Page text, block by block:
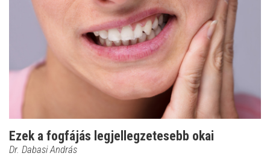
Ezek a fogfájás legjellegzetesebb okai
Dr. Dabasi András